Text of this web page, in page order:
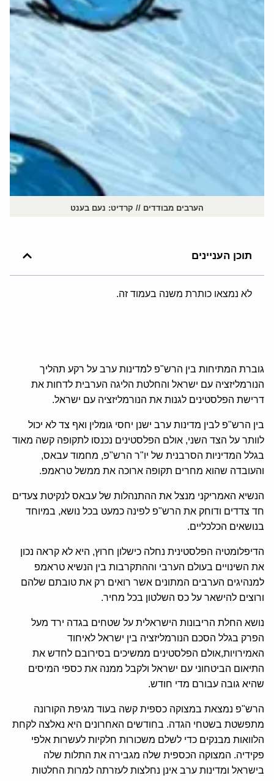
הערבים מבודדים // קרדיט: נעם בענט
תוכן העניינים
לא נמצאו כותרת משנה בעמוד זה.
גוברת המתיחות בין הרש"פ למדינות ערב על רקע תהליך
הנורמליזציה עם ישראל והחלטת הליגה הערבית לדחות את
דרישת הפלסטינים לגנות את הנורמליזציה עם ישראל.
בין הרש"פ לבין מדינות ערב ישנן יחסי גומלין ואף צד לא יכול
לוותר על הצד השני, אולם הפלסטינים נכנסו לתקופה קשה מאוד
בגלל המדיניות הסרבנית של יו"ר הרש"פ, מחמוד עבאס,
והעובדה שהוא מחרים תקופה ארוכה את ממשל טראמפ.
הנשיא האמריקני מנצל את ההתנהלות של עבאס לנקיטת צעדים
חד צדדים ודוחק את הרש"פ לפינה כמעט בכל נושא, במיוחד
בנושאים הכלכליים.
הדיפלומטיה הפלסטינית נחלה כישלון חרוץ, היא לא קראה נכון
את השינויים בעולם הערבי וההתקרבות בין הנשיא טראמפ
למנהיגים הערבים המתונים אשר רואים רק את טובתם שלהם
ורוצים להישאר על כס השלטון בכל מחיר.
נושא החלת הריבונות הישראלית על שטחים בגדה ירד מעל
הפרק בגלל הסכם הנורמליזציה בין ישראל לאיחוד
האמירויות,אולם הפלסטינים ממשיכים בסירובם לחדש את
התיאום הביטחוני עם ישראל ולקבל ממנה את כספי המיסים
שהיא גובה עבורם מדי חודש.
הרש"פ נמצאת במצוקה כספית קשה בעוד מגיפת הקורונה
מתפשטת בשטחי הגדה. בחודשים האחרונים היא נאלצה לקחת
הלוואות מבנקים כדי לשלם משכורות חלקיות לעשרות אלפי
פקידיה. המצוקה הכספית שלה מגבירה את התלות שלה
בישראל ומדינות ערב אינן נחלצות לעזרתה למרות החלטות